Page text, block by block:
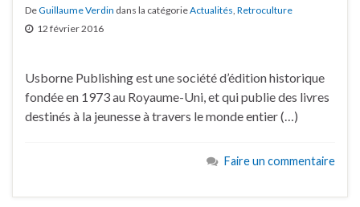
DeGuillaume Verdin dans la catégorieActualités Retroculture
12 février 2016
Usborne Publishing est une société d’édition historique
fondée en 1973 au Royaume-Uni, et qui publie des livres
destinés à la jeunesse à travers le monde entier (…)
Faire un commentaire